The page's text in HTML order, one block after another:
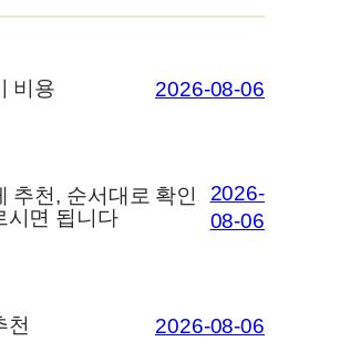
비용 2026-08-06
추천, 순서대로 확인
시면 됩니다
2026-
08-06
천 2026-08-06